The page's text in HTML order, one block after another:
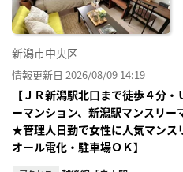
新潟市中央区
情報更新日 2026/08/09 14:19
【ＪＲ新潟駅北口まで徒歩４分
ーマンション、新潟駅マンスリ
★管理人日勤で女性に人気マンス
オール電化・駐車場ＯＫ】